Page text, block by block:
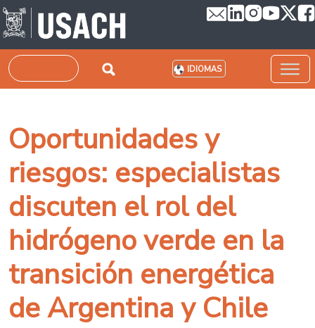
Pasar al contenido principal
Buscar IDIOMAS
Oportunidades y
riesgos: especialistas
discuten el rol del
hidrógeno verde en la
transición energética
de Argentina y Chile